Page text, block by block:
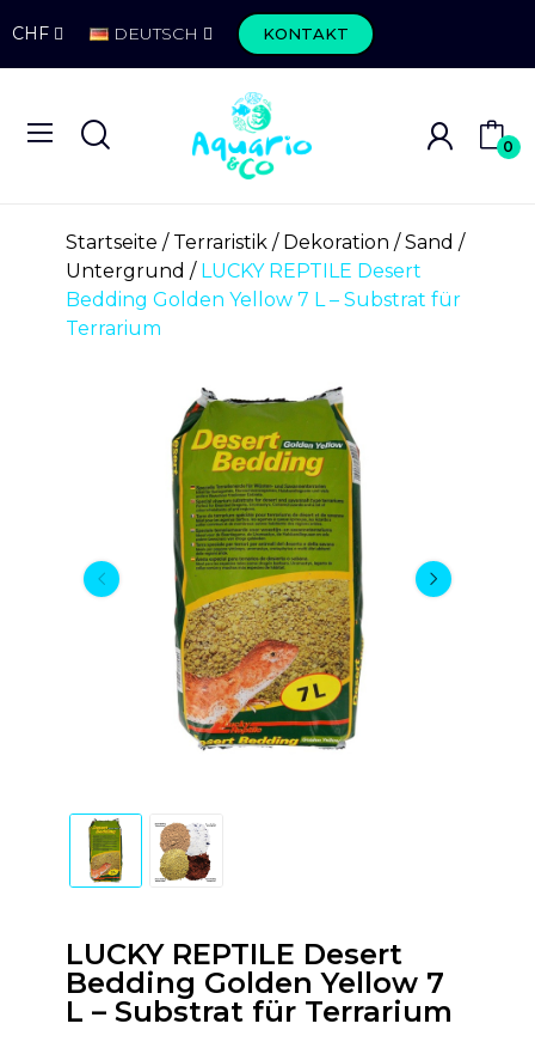
CHF DEUTSCH KONTAKT
0
Startseite Terraristik Dekoration
Sand /
Untergrund
LUCKY REPTILE Desert
Bedding Golden Yellow 7 L – Substrat für
Terrarium
LUCKY REPTILE Desert
Bedding Golden Yellow 7
L – Substrat für Terrarium